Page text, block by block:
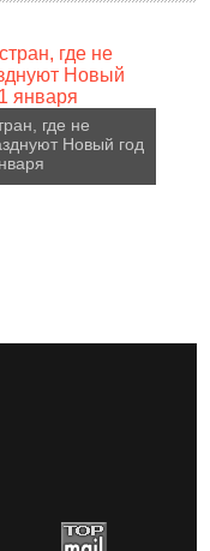
где не
Новый год